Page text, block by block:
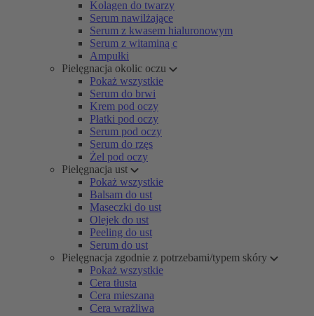
Kolagen do twarzy
Serum nawilżające
Serum z kwasem hialuronowym
Serum z witaminą c
Ampułki
Pielęgnacja okolic oczu
Pokaż wszystkie
Serum do brwi
Krem pod oczy
Płatki pod oczy
Serum pod oczy
Serum do rzęs
Żel pod oczy
Pielęgnacja ust
Pokaż wszystkie
Balsam do ust
Maseczki do ust
Olejek do ust
Peeling do ust
Serum do ust
Pielęgnacja zgodnie z potrzebami/typem skóry
Pokaż wszystkie
Cera tłusta
Cera mieszana
Cera wrażliwa